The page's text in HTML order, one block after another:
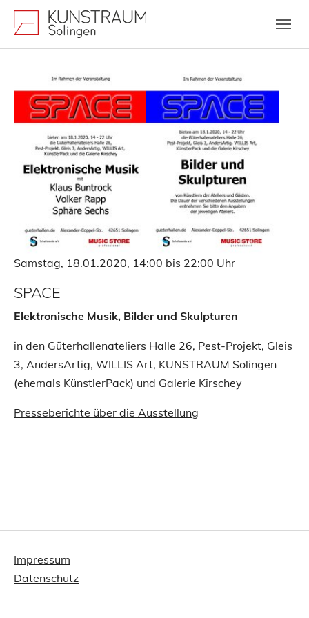
Zum Hauptinhalt springen
Skip to page footer
Show larger version Show larger version
Samstag, 18.01.2020, 14:00 bis 22:00 Uhr
SPACE
Elektronische Musik, Bilder und Skulpturen
in den Güterhallenateliers Halle 26, Pest-Projekt, Gleis
3, AndersArtig, WILLIS Art, KUNSTRAUM Solingen
(ehemals KünstlerPack) und Galerie Kirschey
Presseberichte über die Ausstellung
Impressum
Datenschutz